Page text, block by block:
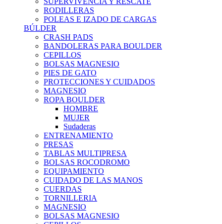
RODILLERAS
POLEAS E IZADO DE CARGAS
BÚLDER
CRASH PADS
BANDOLERAS PARA BOULDER
CEPILLOS
BOLSAS MAGNESIO
PIES DE GATO
PROTECCIONES Y CUIDADOS
MAGNESIO
ROPA BOULDER
HOMBRE
MUJER
Sudaderas
ENTRENAMIENTO
PRESAS
TABLAS MULTIPRESA
BOLSAS ROCODROMO
EQUIPAMIENTO
CUIDADO DE LAS MANOS
CUERDAS
TORNILLERIA
MAGNESIO
BOLSAS MAGNESIO